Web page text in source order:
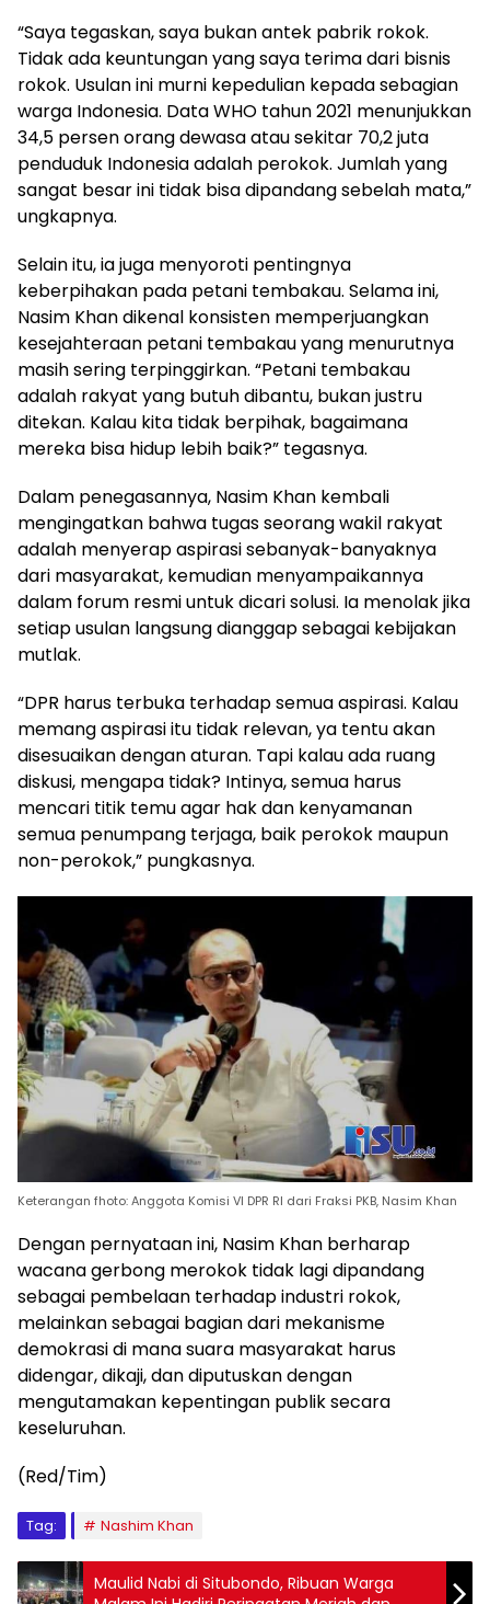
“Saya tegaskan, saya bukan antek pabrik rokok.
Tidak ada keuntungan yang saya terima dari bisnis
rokok. Usulan ini murni kepedulian kepada sebagian
warga Indonesia. Data WHO tahun 2021 menunjukkan
34,5 persen orang dewasa atau sekitar 70,2 juta
penduduk Indonesia adalah perokok. Jumlah yang
sangat besar ini tidak bisa dipandang sebelah mata,”
ungkapnya.
Selain itu, ia juga menyoroti pentingnya
keberpihakan pada petani tembakau. Selama ini,
Nasim Khan dikenal konsisten memperjuangkan
kesejahteraan petani tembakau yang menurutnya
masih sering terpinggirkan. “Petani tembakau
adalah rakyat yang butuh dibantu, bukan justru
ditekan. Kalau kita tidak berpihak, bagaimana
mereka bisa hidup lebih baik?” tegasnya.
Dalam penegasannya, Nasim Khan kembali
mengingatkan bahwa tugas seorang wakil rakyat
adalah menyerap aspirasi sebanyak-banyaknya
dari masyarakat, kemudian menyampaikannya
dalam forum resmi untuk dicari solusi. Ia menolak jika
setiap usulan langsung dianggap sebagai kebijakan
mutlak.
“DPR harus terbuka terhadap semua aspirasi. Kalau
memang aspirasi itu tidak relevan, ya tentu akan
disesuaikan dengan aturan. Tapi kalau ada ruang
diskusi, mengapa tidak? Intinya, semua harus
mencari titik temu agar hak dan kenyamanan
semua penumpang terjaga, baik perokok maupun
non-perokok,” pungkasnya.
Keterangan fhoto: Anggota Komisi VI DPR RI dari Fraksi PKB, Nasim Khan
Dengan pernyataan ini, Nasim Khan berharap
wacana gerbong merokok tidak lagi dipandang
sebagai pembelaan terhadap industri rokok,
melainkan sebagai bagian dari mekanisme
demokrasi di mana suara masyarakat harus
didengar, dikaji, dan diputuskan dengan
mengutamakan kepentingan publik secara
keseluruhan.
(Red/Tim)
Tag: Nashim Khan
Maulid Nabi di Situbondo, Ribuan Warga